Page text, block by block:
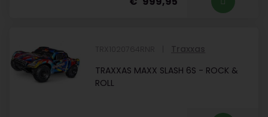
TRX1020764RNR
Traxxas
TRAXXAS MAXX SLASH 6S - ROCK &
ROLL